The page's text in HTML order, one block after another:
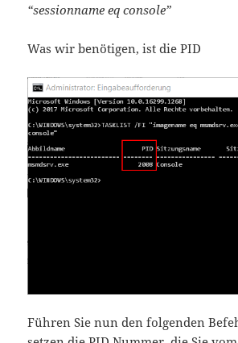
“sessionname eq console”
Was wir benötigen, ist die PID
Führen Sie nun den folgenden